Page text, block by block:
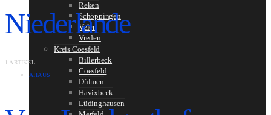
Reken
Schöppingen
Velen
Vreden
Kreis Coesfeld
Billerbeck
Coesfeld
Dülmen
Havixbeck
Lüdinghausen
Niederlande
1 ARTIKEL
AHAUS